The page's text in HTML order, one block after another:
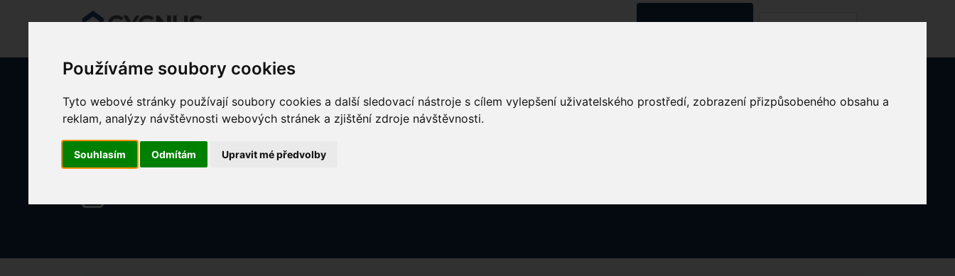
Používáme soubory cookies
Tyto webové stránky používají soubory cookies a další sledovací nástroje s cílem vylepšení uživatelského prostředí, zobrazení přizpůsobeného obsahu a
reklam, analýzy návštěvnosti webových stránek a zjištění zdroje návštěvnosti.
Souhlasím Odmítám Upravit mé předvolby
Domů Znalostní databáze ČASTO SE PTÁTE